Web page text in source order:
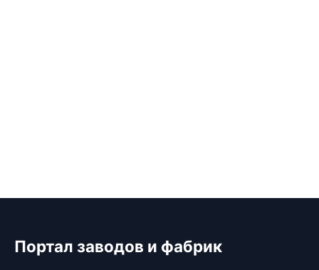
Портал заводов и фабрик